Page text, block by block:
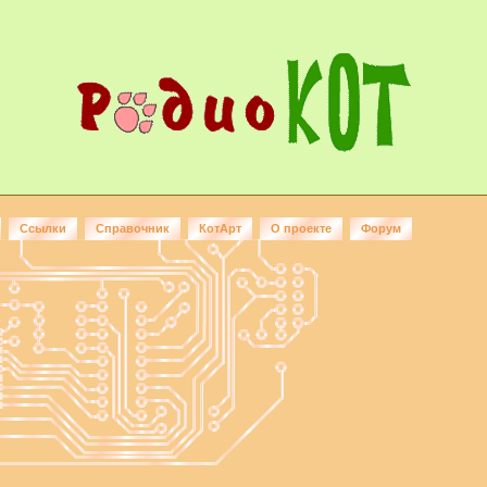
Ссылки Справочник КотАрт О проекте Форум